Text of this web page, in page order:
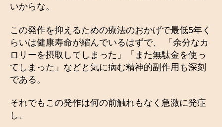
いからな。
この発作を抑えるための療法のおかげで最低5年く
らいは健康寿命が縮んでいるはずで、 「余分なカ
ロリーを摂取してしまった」「また無駄金を使っ
てしまった」などと気に病む精神的副作用も深刻
である。
それでもこの発作は何の前触れもなく急激に発症
し、